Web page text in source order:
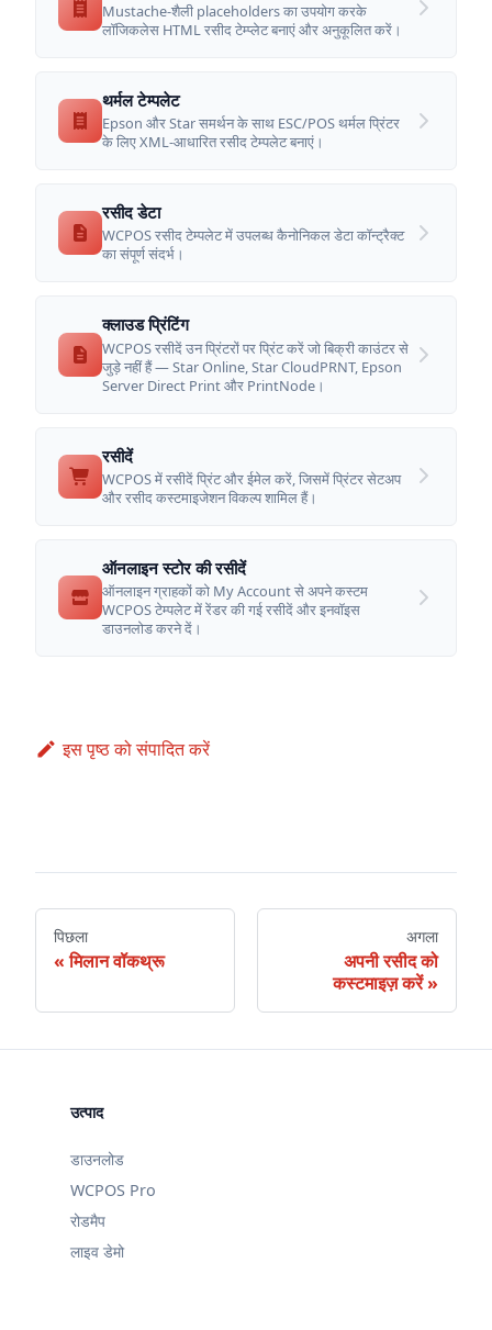
Mustache-शैली placeholders का उपयोग करके
लॉजिकलेस HTML रसीद टेम्प्लेट बनाएं और अनुकूलित करें।
थर्मल टेम्पलेट
Epson और Star समर्थन के साथ ESC/POS थर्मल प्रिंटर
के लिए XML-आधारित रसीद टेम्पलेट बनाएं।
रसीद डेटा
WCPOS रसीद टेम्पलेट में उपलब्ध कैनोनिकल डेटा कॉन्ट्रैक्ट
का संपूर्ण संदर्भ।
क्लाउड प्रिंटिंग
WCPOS रसीदें उन प्रिंटरों पर प्रिंट करें जो बिक्री काउंटर से
जुड़े नहीं हैं — Star Online, Star CloudPRNT, Epson
Server Direct Print और PrintNode।
रसीदें
WCPOS में रसीदें प्रिंट और ईमेल करें, जिसमें प्रिंटर सेटअप
और रसीद कस्टमाइजेशन विकल्प शामिल हैं।
ऑनलाइन स्टोर की रसीदें
ऑनलाइन ग्राहकों को My Account से अपने कस्टम
WCPOS टेम्पलेट में रेंडर की गई रसीदें और इनवॉइस
डाउनलोड करने दें।
इस पृष्ठ को संपादित करें
पिछला
मिलान वॉकथ्रू
अगला
अपनी रसीद को
कस्टमाइज़ करें
उत्पाद
डाउनलोड
WCPOS Pro
रोडमैप
लाइव डेमो